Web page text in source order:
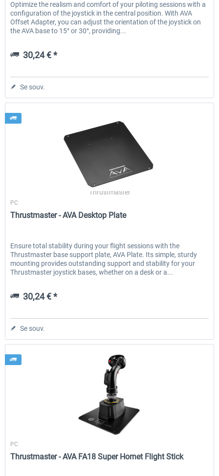
Optimize the realism and comfort of your piloting sessions with a
configuration of the joystick in the central position. With AVA
Offset Adapter, you can adjust the orientation of the joystick on
the AVA base to 15° or 30°, providing...
30,24 € *
Se souv.
Thrustmaster
PC
Thrustmaster - AVA Desktop Plate
Ensure total stability during your flight sessions with the
Thrustmaster base support plate, AVA Plate. Its simple, sturdy
mounting provides outstanding support and stability for your
Thrustmaster joystick bases, whether on a desk or a...
30,24 € *
Se souv.
Thrustmaster
PC
Thrustmaster - AVA FA18 Super Hornet Flight Stick